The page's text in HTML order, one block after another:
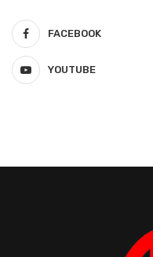
FACEBOOK
YOUTUBE